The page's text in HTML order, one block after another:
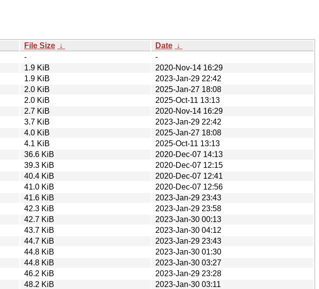
File Size ↓ Date ↓
-
-
1.9 KiB
2020-Nov-14 16:29
1.9 KiB
2023-Jan-29 22:42
2.0 KiB
2025-Jan-27 18:08
2.0 KiB
2025-Oct-11 13:13
2.7 KiB
2020-Nov-14 16:29
3.7 KiB
2023-Jan-29 22:42
4.0 KiB
2025-Jan-27 18:08
4.1 KiB
2025-Oct-11 13:13
36.6 KiB
2020-Dec-07 14:13
39.3 KiB
2020-Dec-07 12:15
40.4 KiB
2020-Dec-07 12:41
41.0 KiB
2020-Dec-07 12:56
41.6 KiB
2023-Jan-29 23:43
42.3 KiB
2023-Jan-29 23:58
42.7 KiB
2023-Jan-30 00:13
43.7 KiB
2023-Jan-30 04:12
44.7 KiB
2023-Jan-29 23:43
44.8 KiB
2023-Jan-30 01:30
44.8 KiB
2023-Jan-30 03:27
46.2 KiB
2023-Jan-29 23:28
48.2 KiB
2023-Jan-30 03:11